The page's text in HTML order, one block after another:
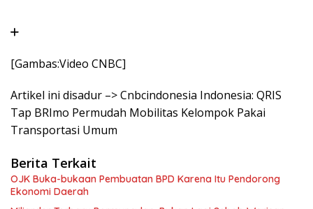
[Gambas:Video CNBC]
Artikel ini disadur –> Cnbcindonesia Indonesia: QRIS
Tap BRImo Permudah Mobilitas Kelompok Pakai
Transportasi Umum
Berita Terkait
OJK Buka-bukaan Pembuatan BPD Karena Itu Pendorong
Ekonomi Daerah